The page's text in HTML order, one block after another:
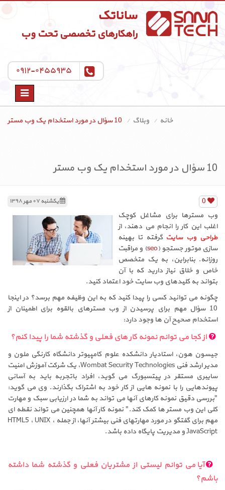
ساناتک
راهکارهای تخصصی تحت وب
۰۹۱۲-۰۴۵۵۹۳۵
Toggle
خانه
وبلاگ 10 سؤال در مورد استخدام یک وب مستر
10 سؤال در مورد استخدام یک وب مستر
یکشنبه ۰۷ مهر ۱۳۹۸
0
وب مسترها برای مشاغل کوچک
اغلب این کار را انجام می دهند، از
طراحی وب سایت گرفته تا بهینه
سازی موتور جستجو (seo) و مراقبت
روزانه. بنابراین، به یک متخصص
خاص و خلاق نیاز دارید که با آن
بتواند به کلیدهای وب سایت خود اعتماد کنید.
چگونه می توانید کسی را پیدا کنید که به این وظیفه مهم برسد؟ در اینجا
10 سؤال مهم برای پرسیدن از وب مسترهای بالقوه برای اطمینان از
استخدام صحیح آن ها وجود دارد:
از کجا می توانم نمونه کار های فعلی و گذشته شما را پیدا کنم؟
جیسون هون، استادیار دانشکده علوم کامپیوتر دانشگاه کارنگی ملون و
مدیر ارشد فنی Wombat Security Technologies، یک شرکت آموزش امنیت
سایبری مستقر در پیتسبورگ می گوید، افراد باتجربه باید به آسانی
پیوندهایی را با نمونه هایی از کار خود به اشتراک بگذارند. وی می گوید:
"بررسی دقیق نمونه کارهای آنها می تواند به شما در ارزیابی سبک و مهارت
کلی این وب مستر ها کمک کند." نمونه کار آنها همچنین می تواند نقطه ای
مهم برای گفتگو در مورد مهارتهای فنی بیشتر آنها، از جمله HTML5 ، UNIX ،
JavaScript و مدیریت پایگاه داده باشد.
آیا می توانم لیستی از مشتریان فعلی و گذشته شما داشته
باشم؟